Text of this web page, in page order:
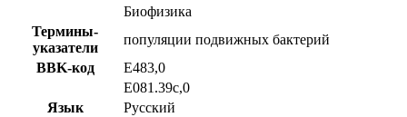
Биофизика
Термины-
указатели
популяции подвижных бактерий
BBK-код
Е483,0
Е081.39с,0
Язык
Русский